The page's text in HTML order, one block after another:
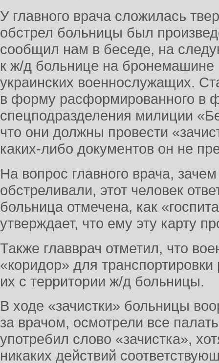
У главного врача сложилась
обстрел больницы был
сообщил нам в беседе, на
к ж/д больнице на бронемашине
украинских военнослужащих.
в форму расформированного в
спецподразделения милиции
что они должны провести
каких-либо документов он не
На вопрос главного врача,
обстреливали, этот человек
больница отмечена, как
утверждает, что ему эту карту
Также главврач отметил, что
«коридор» для
их с территории ж/д больницы.
В ходе «зачистки» больницы
за врачом, осмотрели все
употребил слово «зачистка»,
никаких действий